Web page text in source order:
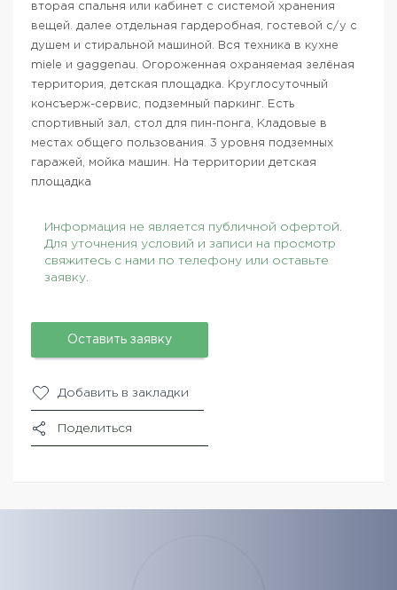
вторая спальня или кабинет с системой хранения
вещей. далее отдельная гардеробная, гостевой с/у с
душем и стиральной машиной. Вся техника в кухне
miele и gaggenau. Огороженная охраняемая зелёная
территория, детская площадка. Круглосуточный
консъерж-сервис, подземный паркинг. Есть
спортивный зал, стол для пин-понга, Кладовые в
местах общего пользования. 3 уровня подземных
гаражей, мойка машин. На территории детская
площадка
Информация не является публичной офертой.
Для уточнения условий и записи на просмотр
свяжитесь с нами по телефону или оставьте
заявку.
Оставить заявку
Добавить в закладки
Поделиться